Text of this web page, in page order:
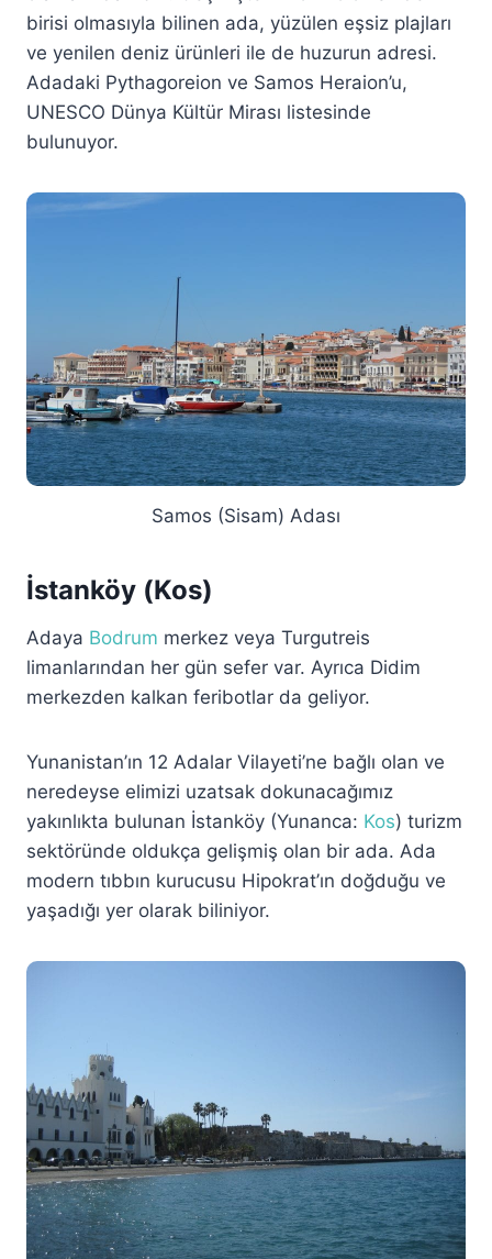
birisi olmasıyla bilinen ada, yüzülen eşsiz plajları
ve yenilen deniz ürünleri ile de huzurun adresi.
Adadaki Pythagoreion ve Samos Heraion’u,
UNESCO Dünya Kültür Mirası listesinde
bulunuyor.
Samos (Sisam) Adası
İstanköy (Kos)
Adaya Bodrum merkez veya Turgutreis
limanlarından her gün sefer var. Ayrıca Didim
merkezden kalkan feribotlar da geliyor.
Yunanistan’ın 12 Adalar Vilayeti’ne bağlı olan ve
neredeyse elimizi uzatsak dokunacağımız
yakınlıkta bulunan İstanköy (Yunanca: Kos) turizm
sektöründe oldukça gelişmiş olan bir ada. Ada
modern tıbbın kurucusu Hipokrat’ın doğduğu ve
yaşadığı yer olarak biliniyor.